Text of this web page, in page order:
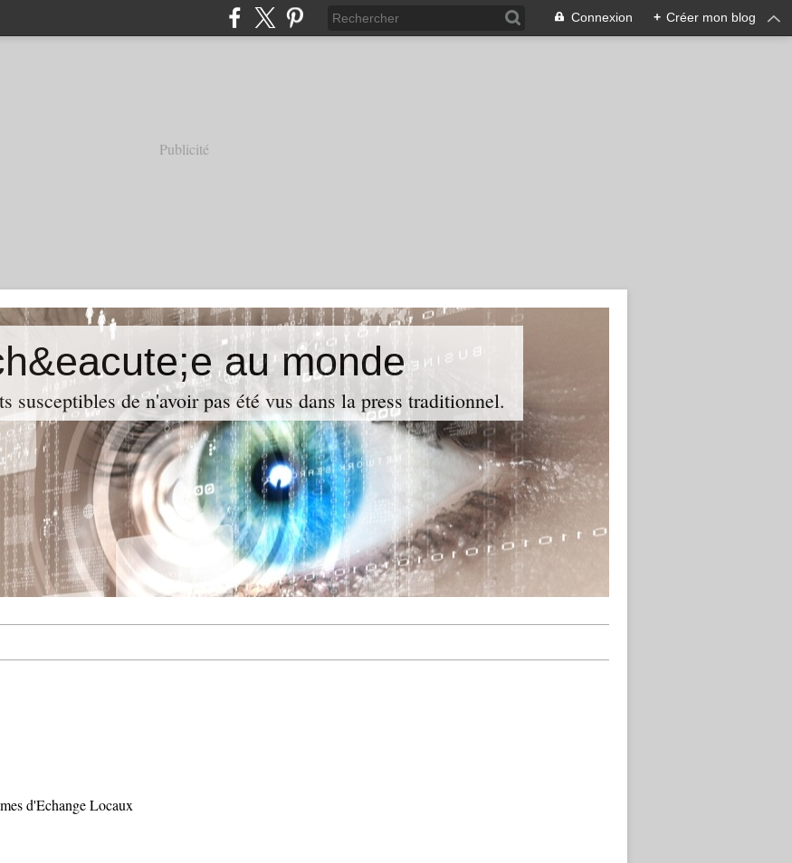
Connexion + Créer mon blog
Publicité
au monde
susceptibles de n'avoir pas été vus dans la press traditionnel.
d'Echange Locaux